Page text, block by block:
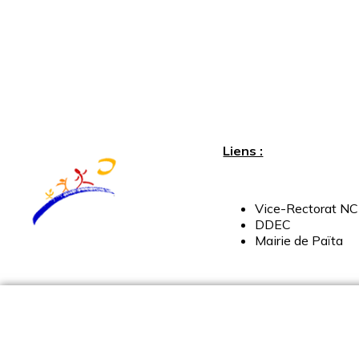
Liens :
Vice-Rectorat NC
DDEC
Mairiede Païta